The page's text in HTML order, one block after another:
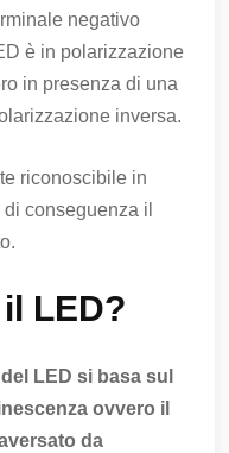
negativo
è in polarizzazione
in presenza di una
inversa.
riconoscibile in
conseguenza il
LED?
LED si basa sul
ovvero il
da